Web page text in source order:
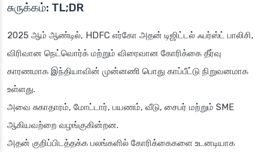
சுருக்கம்: TL;DR
2025 ஆம் ஆண்டில், HDFC எர்கோ அதன் டிஜிட்டல் ஃபர்ஸ்ட் பாலிசி,
விரிவான நெட்வொர்க் மற்றும் விரைவான கோரிக்கை தீர்வு
காரணமாக இந்தியாவின் முன்னணி பொது காப்பீட்டு நிறுவனமாக
உள்ளது.
அவை சுகாதாரம், மோட்டார், பயணம், வீடு, சைபர் மற்றும் SME
ஆகியவற்றை வழங்குகின்றன.
அதன் குறிப்பிடத்தக்க பலங்களில் கோரிக்கைகளை உடனடியாக